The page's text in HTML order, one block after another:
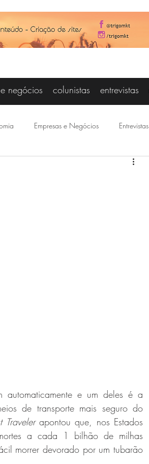
negócios colunistas entrevistas
Empresas e Negócios Entrevistas
Lucas Eibs
automaticamente e um deles é a
de transporte mais seguro do
Traveler apontou que, nos Estados
a cada 1 bilhão de milhas
morrer devorado por um tubarão